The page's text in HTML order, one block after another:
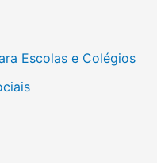
Escolas e Colégios